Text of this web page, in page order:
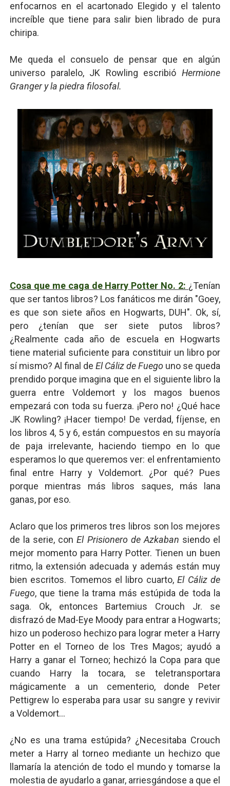
enfocarnos en el acartonado Elegido y el talento
increíble que tiene para salir bien librado de pura
chiripa.
Me queda el consuelo de pensar que en algún
universo paralelo, JK Rowling escribióHermione
Granger y la piedra filosofal.
Cosa que me caga de Harry Potter No. 2: ¿Tenían
que ser tantos libros? Los fanáticos me dirán "Goey,
es que son siete años en Hogwarts, DUH". Ok, sí,
pero ¿tenían que ser siete putos libros?
¿Realmente cada año de escuela en Hogwarts
tiene material suficiente para constituir un libro por
sí mismo? Al final de El Cáliz de Fuego uno se queda
prendido porque imagina que en el siguiente libro la
guerra entre Voldemort y los magos buenos
empezará con toda su fuerza. ¡Pero no! ¿Qué hace
JK Rowling? ¡Hacer tiempo! De verdad, fíjense, en
los libros 4, 5 y 6, están compuestos en su mayoría
de paja irrelevante, haciendo tiempo en lo que
esperamos lo que queremos ver: el enfrentamiento
final entre Harry y Voldemort. ¿Por qué? Pues
porque mientras más libros saques, más lana
ganas, por eso.
Aclaro que los primeros tres libros son los mejores
de la serie, conEl Prisionero de Azkaban siendo el
mejor momento para Harry Potter. Tienen un buen
ritmo, la extensión adecuada y además están muy
bien escritos. Tomemos el libro cuarto,El Cáliz de
Fuego, que tiene la trama más estúpida de toda la
saga. Ok, entonces Bartemius Crouch Jr. se
disfrazó de Mad-Eye Moody para entrar a Hogwarts;
hizo un poderoso hechizo para lograr meter a Harry
Potter en el Torneo de los Tres Magos; ayudó a
Harry a ganar el Torneo; hechizó la Copa para que
cuando Harry la tocara, se teletransportara
mágicamente a un cementerio, donde Peter
Pettigrew lo esperaba para usar su sangre y revivir
a Voldemort...
¿No es una trama estúpida? ¿Necesitaba Crouch
meter a Harry al torneo mediante un hechizo que
llamaría la atención de todo el mundo y tomarse la
molestia de ayudarlo a ganar, arriesgándose a que el